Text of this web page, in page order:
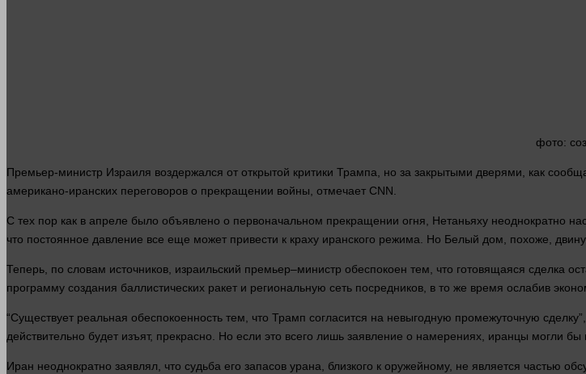
фото:
Премьер-министр Израиля воздержался от открытой критики Трампа, но за закрытыми дверями, как
американо-иранских переговоров о прекращении войны , отмечает CNN.
С тех пор как в апреле было объявлено о первоначальном прекращении огня, Нетаньяху неоднократно
что постоянное давление все еще может привести к краху иранского режима. Но Белый дом , похоже,
Теперь, по словам источников, израильский премьер–министр обеспокоен тем, что готовящаяся сделка
программу создания баллистических ракет и региональную сеть посредников, в то же время ослабив
“Существует реальная обеспокоенность тем, что Трамп согласится на невыгодную промежуточную
действительно будет изъят, прекрасно. Но если это всего лишь заявление о намерениях, иранцы могли бы
Иран неоднократно заявлял, что судьба его запасов урана, близкого к оружейному, не является частью